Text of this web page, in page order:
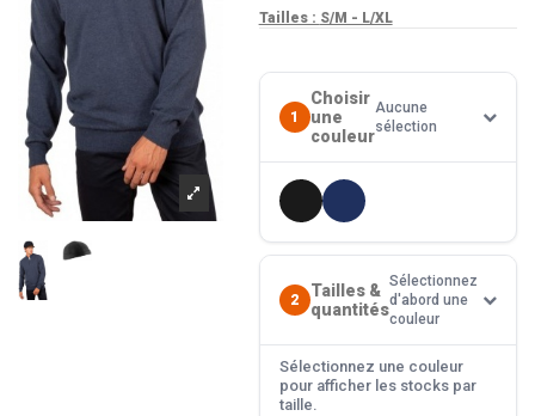
Tailles : S/M - L/XL
1
Choisir
une
couleur
Aucune
sélection
2
Tailles &
quantités
Sélectionnez
d'abord une
couleur
Sélectionnez une couleur
pour afficher les stocks par
taille.